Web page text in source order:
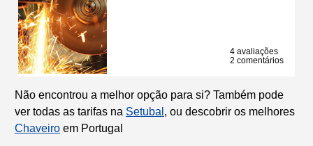
4 avaliações
2 comentários
Não encontrou a melhor opção para si? Também pode
ver todas as tarifas na Setubal , ou descobrir os melhores
Chaveiro em Portugal